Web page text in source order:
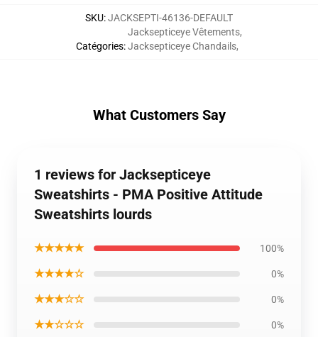
SKU:JACKSEPTI-46136-DEFAULT
Catégories:
Jacksepticeye Vêtements,
Jacksepticeye Chandails,
What Customers Say
1 reviews for Jacksepticeye
Sweatshirts - PMA Positive Attitude
Sweatshirts lourds
★★★★★ 100%
★★★★☆ 0%
★★★☆☆ 0%
★★☆☆☆ 0%